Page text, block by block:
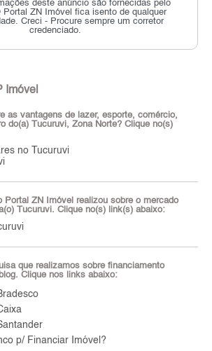
deste anúncio são fornecidas pelo
Portal ZN Imóvel fica isento de qualquer
Creci - Procure sempre um corretor
credenciado.
Imóvel
as vantagens de lazer, esporte, comércio,
do(a) Tucuruvi, Zona Norte? Clique no(s)
no Tucuruvi
Portal ZN Imóvel realizou sobre o mercado
Tucuruvi. Clique no(s) link(s) abaixo:
que realizamos sobre financiamento
Clique nos links abaixo:
p/ Financiar Imóvel?